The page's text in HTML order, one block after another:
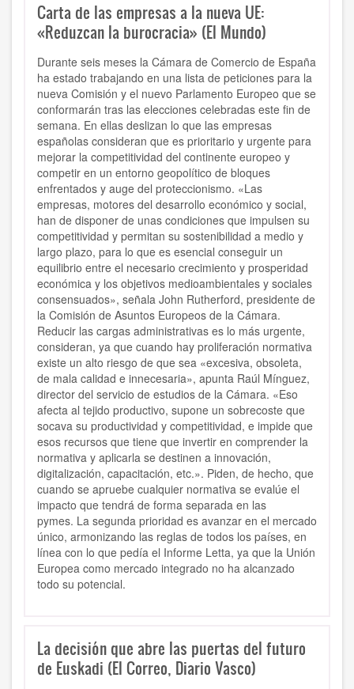
Carta de las empresas a la nueva UE:
«Reduzcan la burocracia» (El Mundo)
Durante seis meses la Cámara de Comercio de España
ha estado trabajando en una lista de peticiones para la
nueva Comisión y el nuevo Parlamento Europeo que se
conformarán tras las elecciones celebradas este fin de
semana. En ellas deslizan lo que las empresas
españolas consideran que es prioritario y urgente para
mejorar la competitividad del continente europeo y
competir en un entorno geopolítico de bloques
enfrentados y auge del proteccionismo. «Las
empresas, motores del desarrollo económico y social,
han de disponer de unas condiciones que impulsen su
competitividad y permitan su sostenibilidad a medio y
largo plazo, para lo que es esencial conseguir un
equilibrio entre el necesario crecimiento y prosperidad
económica y los objetivos medioambientales y sociales
consensuados», señala John Rutherford, presidente de
la Comisión de Asuntos Europeos de la Cámara.
Reducir las cargas administrativas es lo más urgente,
consideran, ya que cuando hay proliferación normativa
existe un alto riesgo de que sea «excesiva, obsoleta,
de mala calidad e innecesaria», apunta Raúl Mínguez,
director del servicio de estudios de la Cámara. «Eso
afecta al tejido productivo, supone un sobrecoste que
socava su productividad y competitividad, e impide que
esos recursos que tiene que invertir en comprender la
normativa y aplicarla se destinen a innovación,
digitalización, capacitación, etc.». Piden, de hecho, que
cuando se apruebe cualquier normativa se evalúe el
impacto que tendrá de forma separada en las
pymes. La segunda prioridad es avanzar en el mercado
único, armonizando las reglas de todos los países, en
línea con lo que pedía el Informe Letta, ya que la Unión
Europea como mercado integrado no ha alcanzado
todo su potencial.
La decisión que abre las puertas del futuro
de Euskadi (El Correo, Diario Vasco)